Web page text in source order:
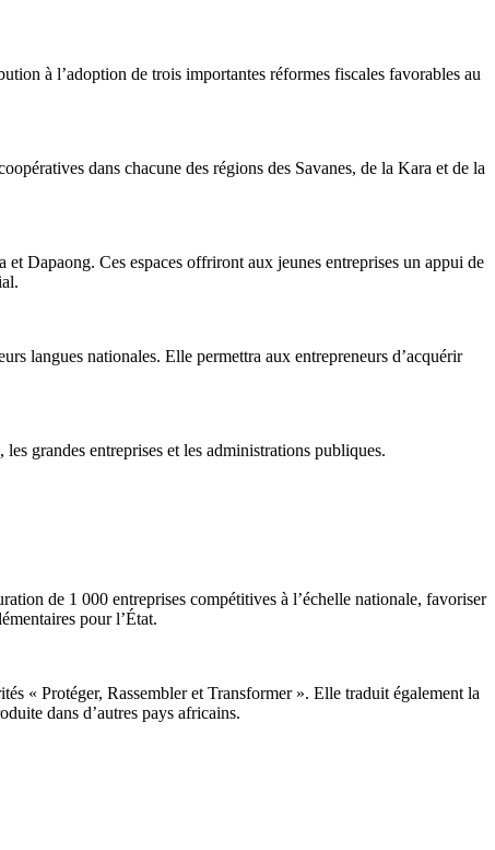
à l’adoption de trois importantes réformes fiscales favorables au
dans chacune des régions des Savanes, de la Kara et de la
Dapaong. Ces espaces offriront aux jeunes entreprises un appui de
langues nationales. Elle permettra aux entrepreneurs d’acquérir
grandes entreprises et les administrations publiques.
de 1 000 entreprises compétitives à l’échelle nationale, favoriser
pour l’État.
« Protéger, Rassembler et Transformer ». Elle traduit également la
dans d’autres pays africains.